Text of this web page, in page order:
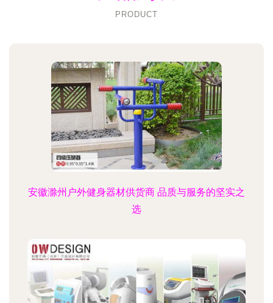
PRODUCT
安徽滁州户外健身器材供货商 品质与服务的坚实之
选